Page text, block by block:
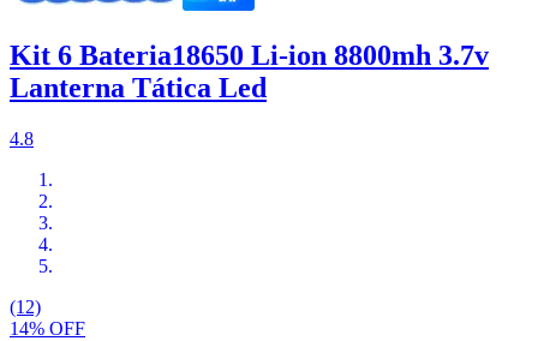
Kit 6 Bateria18650 Li-ion 8800mh 3.7v
Lanterna Tática Led
4.8
(12)
14% OFF